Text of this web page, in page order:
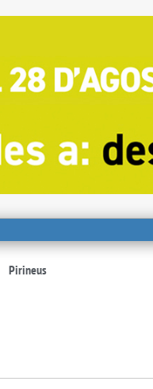
Pirineus